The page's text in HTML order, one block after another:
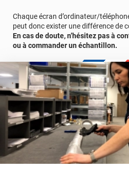
Chaque écran d’ordinateur/
peut donc exister une différence de
En cas de doute, n’hésitez pas à
ou à commander un échantillon.